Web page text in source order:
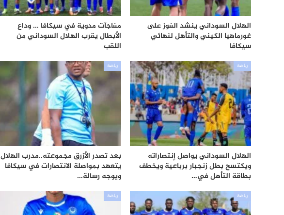
الهلال السوداني ينشد الفوز على
غورماهيا الكيني والتأهل لنهائي
سيكافا
مفاجآت مدوية في سيكافا … وداع
الأبطال يقرب الهلال السوداني من
اللقب
رياضة
الهلال السوداني يواصل إنتصاراته
ويكتسح بطل زنجبار برباعية ويخطف
بطاقة التأهل في…
رياضة
بعد تصدر الأزرق مجموعته..مدرب الهلال
يتعهد بمواصلة الانتصارات في سيكافا
ويوجه رسالة…
رياضة رياضة